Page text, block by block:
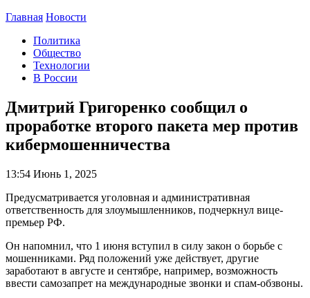
Главная Новости
Политика
Общество
Технологии
В России
Дмитрий Григоренко сообщил о
проработке второго пакета мер против
кибермошенничества
13:54 Июнь 1, 2025
Предусматривается уголовная и административная
ответственность для злоумышленников, подчеркнул вице-
премьер РФ.
Он напомнил, что 1 июня вступил в силу закон о борьбе с
мошенниками. Ряд положений уже действует, другие
заработают в августе и сентябре, например, возможность
ввести самозапрет на международные звонки и спам-обзвоны.